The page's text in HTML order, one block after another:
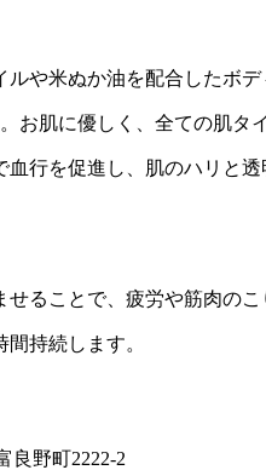
や米ぬか油を配合したボデ
お肌に優しく、全ての肌タ
行を促進し、肌のハリと
ることで、疲労や筋肉のこ
持続します。
良野町2222-2